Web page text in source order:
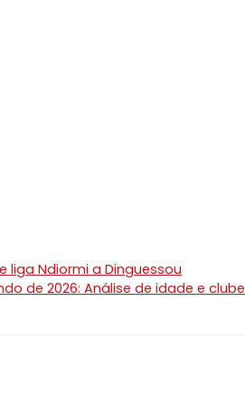
liga Ndiormi a Dinguessou
de 2026: Análise de idade e clube